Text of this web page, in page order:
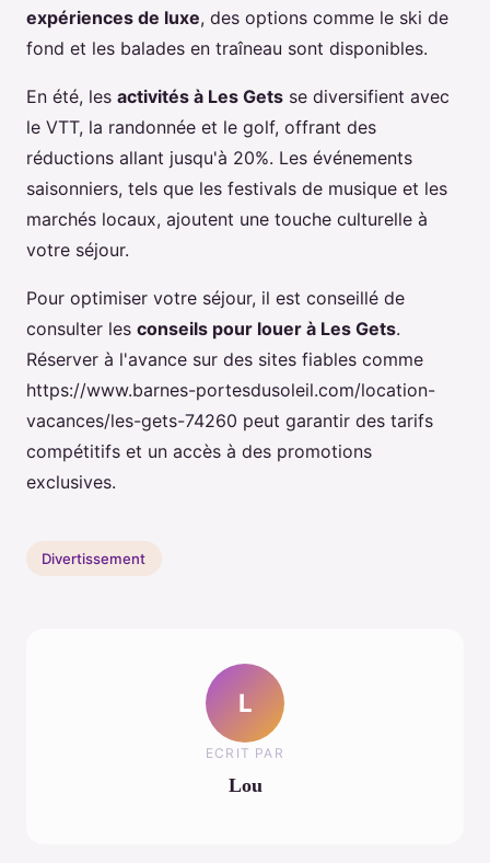
expériences de luxe, des options comme le ski de
fond et les balades en traîneau sont disponibles.
En été, les activités à Les Gets se diversifient avec
le VTT, la randonnée et le golf, offrant des
réductions allant jusqu'à 20%. Les événements
saisonniers, tels que les festivals de musique et les
marchés locaux, ajoutent une touche culturelle à
votre séjour.
Pour optimiser votre séjour, il est conseillé de
consulter les conseils pour louer à Les Gets.
Réserver à l'avance sur des sites fiables comme
https://www.barnes-portesdusoleil.com/location-
vacances/les-gets-74260 peut garantir des tarifs
compétitifs et un accès à des promotions
exclusives.
Divertissement
L
ECRIT PAR
Lou